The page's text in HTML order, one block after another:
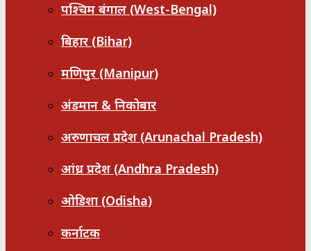
पश्चिम बंगाल (West-Bengal)
बिहार (Bihar)
मणिपुर (Manipur)
अंडमान & निकोबार
अरुणाचल प्रदेश (Arunachal Pradesh)
आंध्र प्रदेश (Andhra Pradesh)
ओडिशा (Odisha)
कर्नाटक